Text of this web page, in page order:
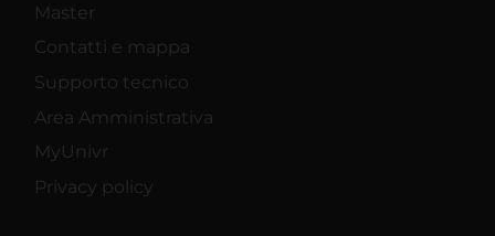
Master
Contatti e mappa
Supporto tecnico
Area Amministrativa
MyUnivr
Privacy policy